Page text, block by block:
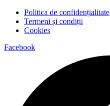
Politica de confidențialitate
Termeni și condiții
Cookies
Facebook